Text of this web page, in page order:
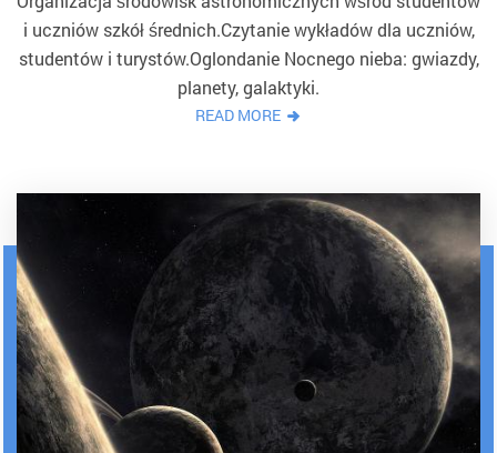
i uczniów szkół średnich.Czytanie wykładów dla uczniów,
studentów i turystów.Oglondanie Nocnego nieba: gwiazdy,
planety, galaktyki.
READ MORE